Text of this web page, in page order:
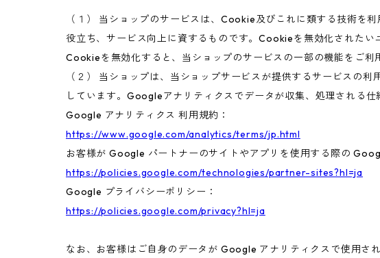
（１） 当ショップのサービスは、Cookie及びこれに類する技術を
役立ち、サービス向上に資するものです。Cookieを無効化された
Cookieを無効化すると、当ショップのサービスの一部の機能をご利
（２） 当ショップは、当ショップサービスが提供するサービスの
しています。Googleアナリティクスでデータが収集、処理される
Google アナリティクス 利用規約：
https://www.google.com/analytics/terms/jp.html
お客様が Google パートナーのサイトやアプリを使用する際の
https://policies.google.com/technologies/partner-sites?hl=ja
Google プライバシーポリシー：
https://policies.google.com/privacy?hl=ja
なお、お客様はご自身のデータが Google アナリティクスで使用